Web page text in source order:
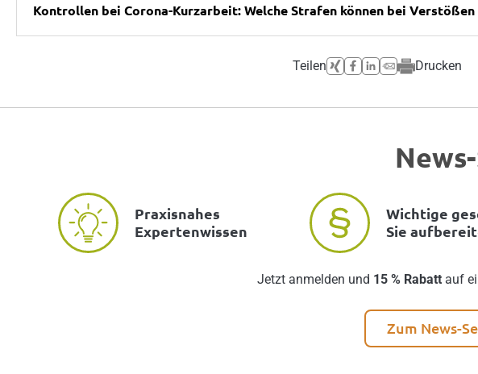
Kontrollen bei Corona-Kurzarbeit: Welche Strafen können bei Verstößen
Teilen Drucken
Praxisnahes
Expertenwissen
Wichtige
Sie
Jetzt anmelden und 15 % Rabatt auf
Zum News-